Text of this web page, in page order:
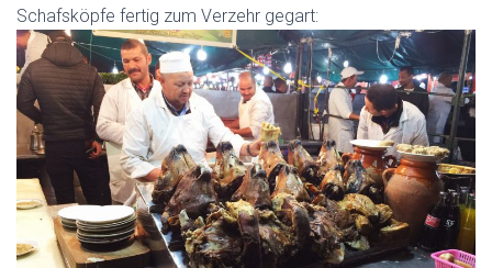
Schafsköpfe fertig zum Verzehr gegart: